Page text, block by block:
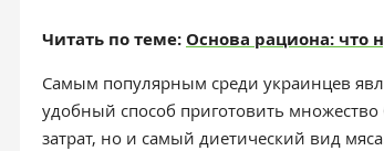
Читать по теме: Основа рациона: что
Самым популярным среди украинцев
удобный способ приготовить
затрат, но и самый диетический вид